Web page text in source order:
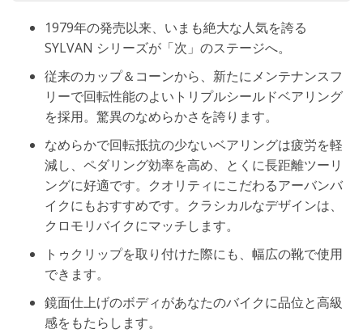
1979年の発売以来、いまも絶大な人気を誇る
SYLVAN シリーズが「次」のステージへ。
従来のカップ＆コーンから、新たにメンテナンスフ
リーで回転性能のよいトリプルシールドベアリング
を採用。驚異のなめらかさを誇ります。
なめらかで回転抵抗の少ないベアリングは疲労を軽
減し、ペダリング効率を高め、とくに長距離ツーリ
ングに好適です。クオリティにこだわるアーバンバ
イクにもおすすめです。クラシカルなデザインは、
クロモリバイクにマッチします。
トゥクリップを取り付けた際にも、幅広の靴で使用
できます。
鏡面仕上げのボディがあなたのバイクに品位と高級
感をもたらします。